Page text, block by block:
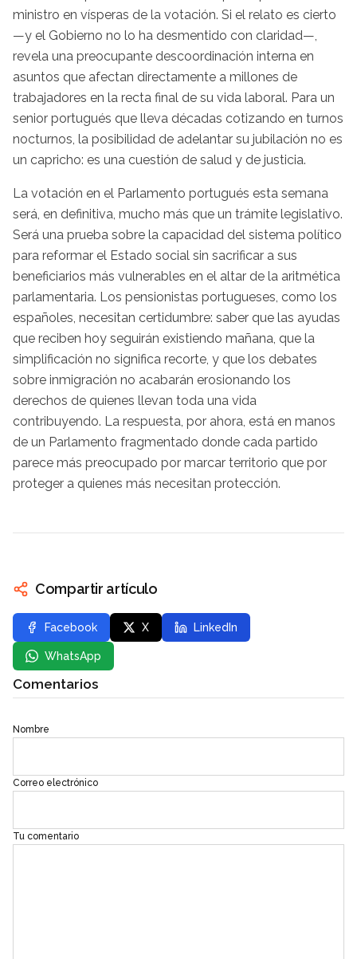
ministro en vísperas de la votación. Si el relato es cierto
—y el Gobierno no lo ha desmentido con claridad—,
revela una preocupante descoordinación interna en
asuntos que afectan directamente a millones de
trabajadores en la recta final de su vida laboral. Para un
senior portugués que lleva décadas cotizando en turnos
nocturnos, la posibilidad de adelantar su jubilación no es
un capricho: es una cuestión de salud y de justicia.
La votación en el Parlamento portugués esta semana
será, en definitiva, mucho más que un trámite legislativo.
Será una prueba sobre la capacidad del sistema político
para reformar el Estado social sin sacrificar a sus
beneficiarios más vulnerables en el altar de la aritmética
parlamentaria. Los pensionistas portugueses, como los
españoles, necesitan certidumbre: saber que las ayudas
que reciben hoy seguirán existiendo mañana, que la
simplificación no significa recorte, y que los debates
sobre inmigración no acabarán erosionando los
derechos de quienes llevan toda una vida
contribuyendo. La respuesta, por ahora, está en manos
de un Parlamento fragmentado donde cada partido
parece más preocupado por marcar territorio que por
proteger a quienes más necesitan protección.
Compartir artículo
Facebook X LinkedIn
WhatsApp
Comentarios
Nombre
Correo electrónico
Tu comentario